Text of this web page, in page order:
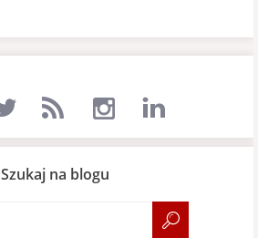
Szukaj na blogu